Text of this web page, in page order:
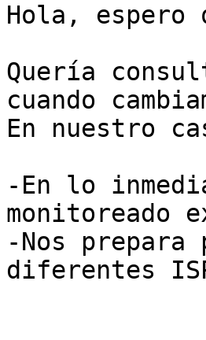
Hola, espero
Quería
cuando
En nuestro
-En lo
monitoreado
-Nos prepara
diferentes